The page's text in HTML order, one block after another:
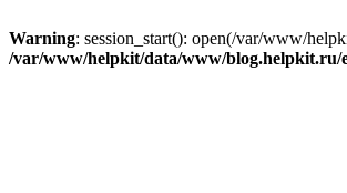
Warning: session_start(): open(/var/www/
/var/www/helpkit/data/www/blog.helpkit.ru/